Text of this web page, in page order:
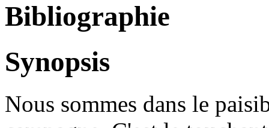
Bibliographie
Synopsis
Nous sommes dans le